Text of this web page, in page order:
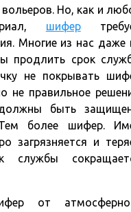
Но, как и
шифер
Многие из нас даже
продлить срок
не покрывать
не правильное
быть
более шифер.
загрязняется и
службы
от